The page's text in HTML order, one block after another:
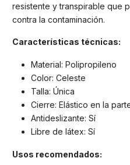
resistente y transpirable que
contra la contaminación.
Características técnicas:
Material: Polipropileno
Color: Celeste
Talla: Única
Cierre: Elástico en la
Antideslizante: Sí
Libre de látex: Sí
Usos recomendados: